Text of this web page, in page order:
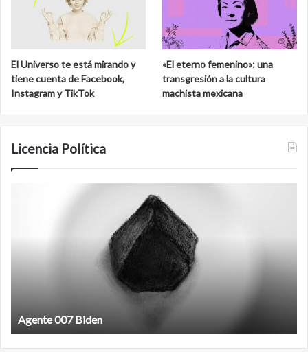
El Universo te está mirando y
tiene cuenta de Facebook,
Instagram y TikTok
«El eterno femenino»: una
transgresión a la cultura
machista mexicana
Licencia Política
antineoliberal
Film antineoliberal